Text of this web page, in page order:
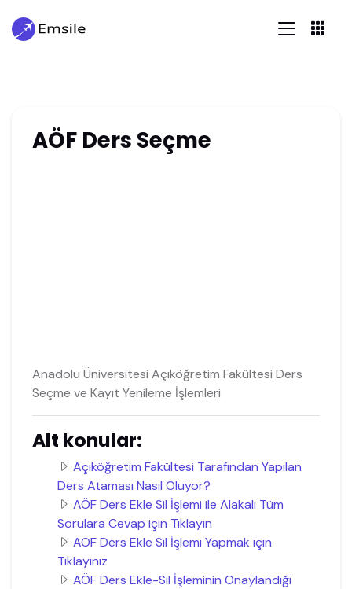
AÖF Ders Seçme
Anadolu Üniversitesi Açıköğretim Fakültesi Ders
Seçme ve Kayıt Yenileme İşlemleri
Alt konular:
Açıköğretim Fakültesi Tarafından Yapılan
Ders Ataması Nasıl Oluyor?
AÖF Ders Ekle Sil İşlemi ile Alakalı Tüm
Sorulara Cevap için Tıklayın
AÖF Ders Ekle Sil İşlemi Yapmak için
Tıklayınız
AÖF Ders Ekle-Sil İşleminin Onaylandığı